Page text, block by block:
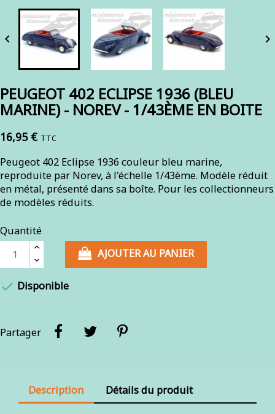
 
PEUGEOT 402 ECLIPSE 1936 (BLEU
MARINE) - NOREV - 1/43ÈME EN BOITE
16,95 € TTC
Peugeot 402 Eclipse 1936 couleur bleu marine,
reproduite par Norev, à l'échelle 1/43ème. Modèle réduit
en métal, présenté dans sa boîte. Pour les collectionneurs
de modèles réduits.
Quantité
AJOUTER AU PANIER
 Disponible
Partager
Description Détails du produit